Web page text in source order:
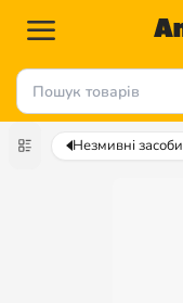
Незмивні засоби